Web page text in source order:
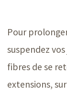
Pour
suspendez
fibres de se
extensions,